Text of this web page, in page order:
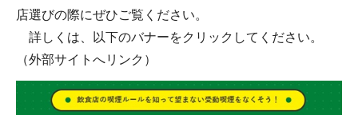
店選びの際にぜひご覧ください。
詳しくは、以下のバナーをクリックしてください。
（外部サイトへリンク）